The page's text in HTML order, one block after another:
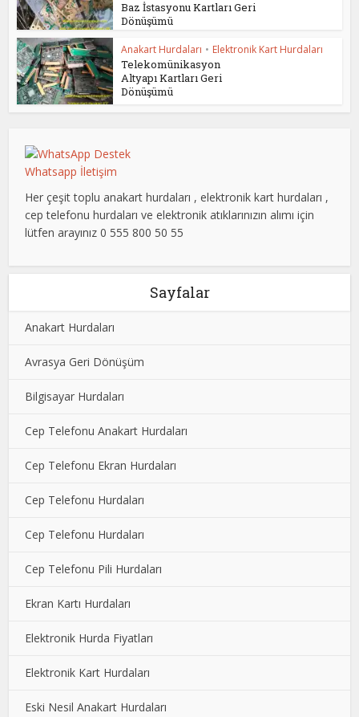
Baz İstasyonu Kartları Geri
Dönüşümü
Anakart Hurdaları • Elektronik Kart Hurdaları
Telekomünikasyon
Altyapı Kartları Geri
Dönüşümü
Whatsapp İletişim
Her çeşit toplu anakart hurdaları , elektronik kart hurdaları ,
cep telefonu hurdaları ve elektronik atıklarınızın alımı için
lütfen arayınız 0 555 800 50 55
Sayfalar
Anakart Hurdaları
Avrasya Geri Dönüşüm
Bilgisayar Hurdaları
Cep Telefonu Anakart Hurdaları
Cep Telefonu Ekran Hurdaları
Cep Telefonu Hurdaları
Cep Telefonu Hurdaları
Cep Telefonu Pili Hurdaları
Ekran Kartı Hurdaları
Elektronik Hurda Fiyatları
Elektronik Kart Hurdaları
Eski Nesil Anakart Hurdaları